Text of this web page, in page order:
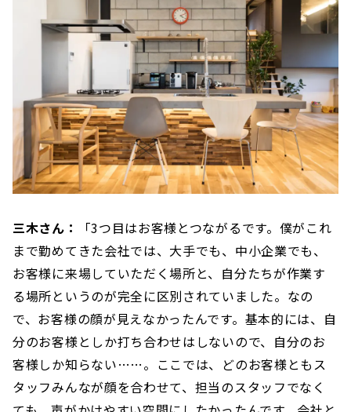
三木さん：
「3つ目はお客様とつながるです。僕がこれ
まで勤めてきた会社では、大手でも、中小企業でも、
お客様に来場していただく場所と、自分たちが作業す
る場所というのが完全に区別されていました。なの
で、お客様の顔が見えなかったんです。基本的には、自
分のお客様としか打ち合わせはしないので、自分のお
客様しか知らない……。ここでは、どのお客様ともス
タッフみんなが顔を合わせて、担当のスタッフでなく